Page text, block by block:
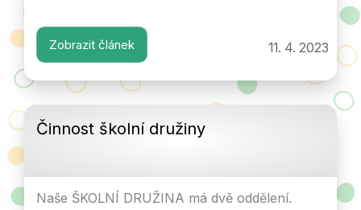
11. 4. 2023
Zobrazit článek
Činnost školní družiny
Naše ŠKOLNÍ DRUŽINA má dvě oddělení.